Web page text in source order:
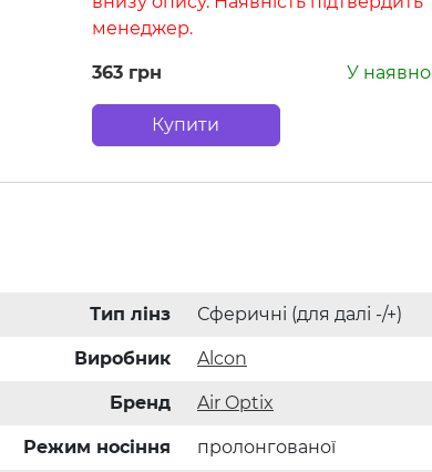
менеджер.
363 грн У
Купити
Тип лінз
Сферичні (для далі -/+)
Виробник Alcon
Бренд Air Optix
Режим носіння пролонгованої